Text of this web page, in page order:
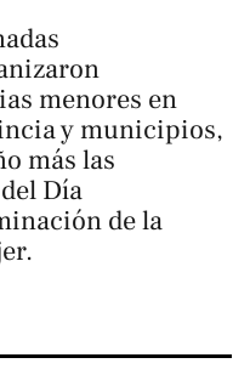
menores en
y municipios,
más las
Día
de la